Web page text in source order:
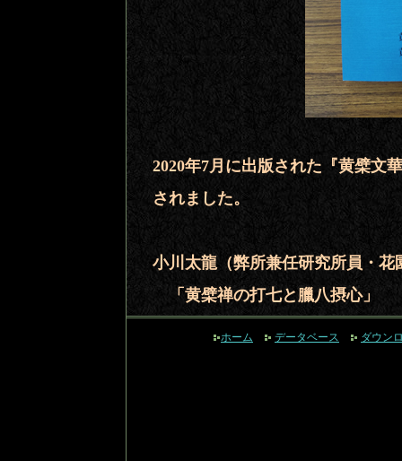
2020年7月に出版された『黄檗文
されました。
小川太龍（弊所兼任研究所員・
「黄檗禅の打七と臘八摂心」
ホーム データベース ダウン